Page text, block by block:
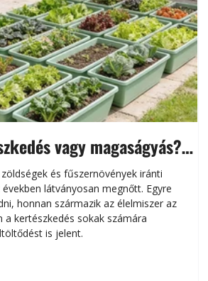
vagy magaságyás?
kertészkedés
és fűszernövények iránti
látványosan megnőtt. Egyre
honnan származik az élelmiszer az
a kertészkedés sokak számára
is jelent.